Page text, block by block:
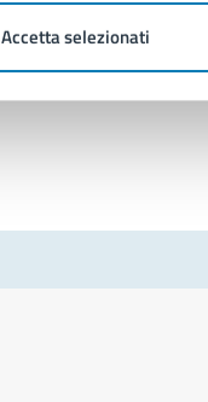
Accetta selezionati